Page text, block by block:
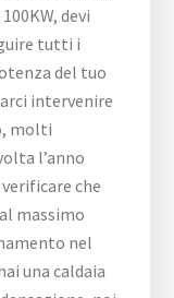
devi
tutti i
del tuo
intervenire
molti
l’anno
che
massimo
nel
una caldaia